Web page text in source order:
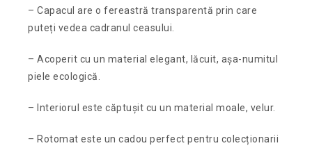
– Capacul are o fereastră transparentă prin care
puteți vedea cadranul ceasului.
– Acoperit cu un material elegant, lăcuit, așa-numitul
piele ecologică.
– Interiorul este căptușit cu un material moale, velur.
– Rotomat este un cadou perfect pentru colecționarii